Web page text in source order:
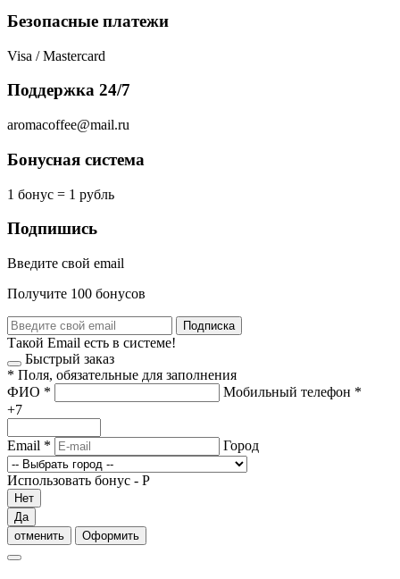
Безопасные платежи
Visa / Mastercard
Поддержка 24/7
aromacoffee@mail.ru
Бонусная система
1 бонус = 1 рубль
Подпишись
Введите свой email
Получите 100 бонусов
Подписка
Такой Email есть в системе!
Быстрый заказ
* Поля, обязательные для заполнения
ФИО * Мобильный телефон *
+7
Email * Город
Использовать бонус - Р
Нет
Да
отменить
Оформить